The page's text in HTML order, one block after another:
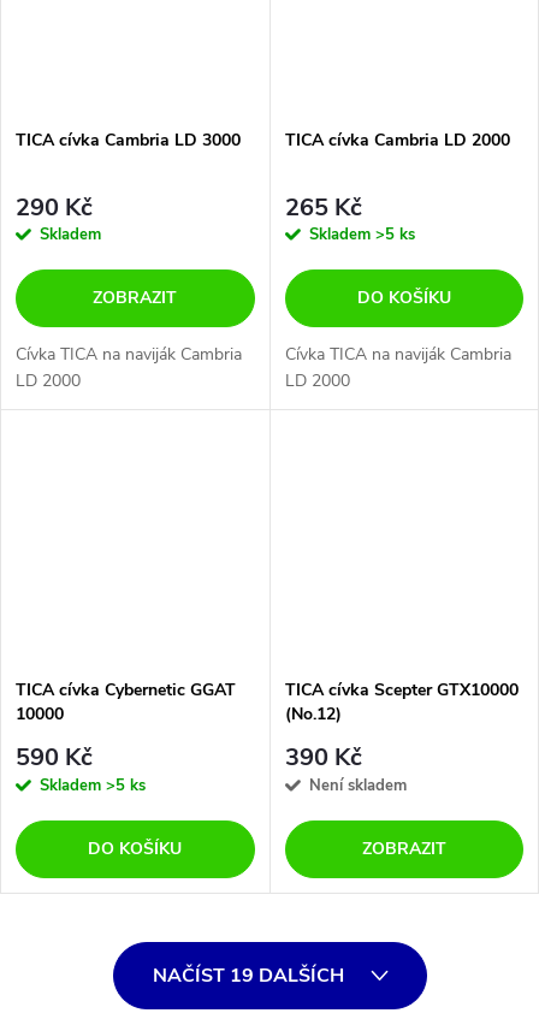
TICA cívka Cambria LD 3000
290 Kč
Skladem
ZOBRAZIT
Cívka TICA na naviják Cambria
LD 2000
TICA cívka Cambria LD 2000
265 Kč
Skladem >5 ks
DO KOŠÍKU
Cívka TICA na naviják Cambria
LD 2000
TICA cívka Cybernetic GGAT
10000
590 Kč
Skladem >5 ks
DO KOŠÍKU
TICA cívka Scepter GTX10000
(No.12)
390 Kč
Není skladem
ZOBRAZIT
NAČÍST 19 DALŠÍCH